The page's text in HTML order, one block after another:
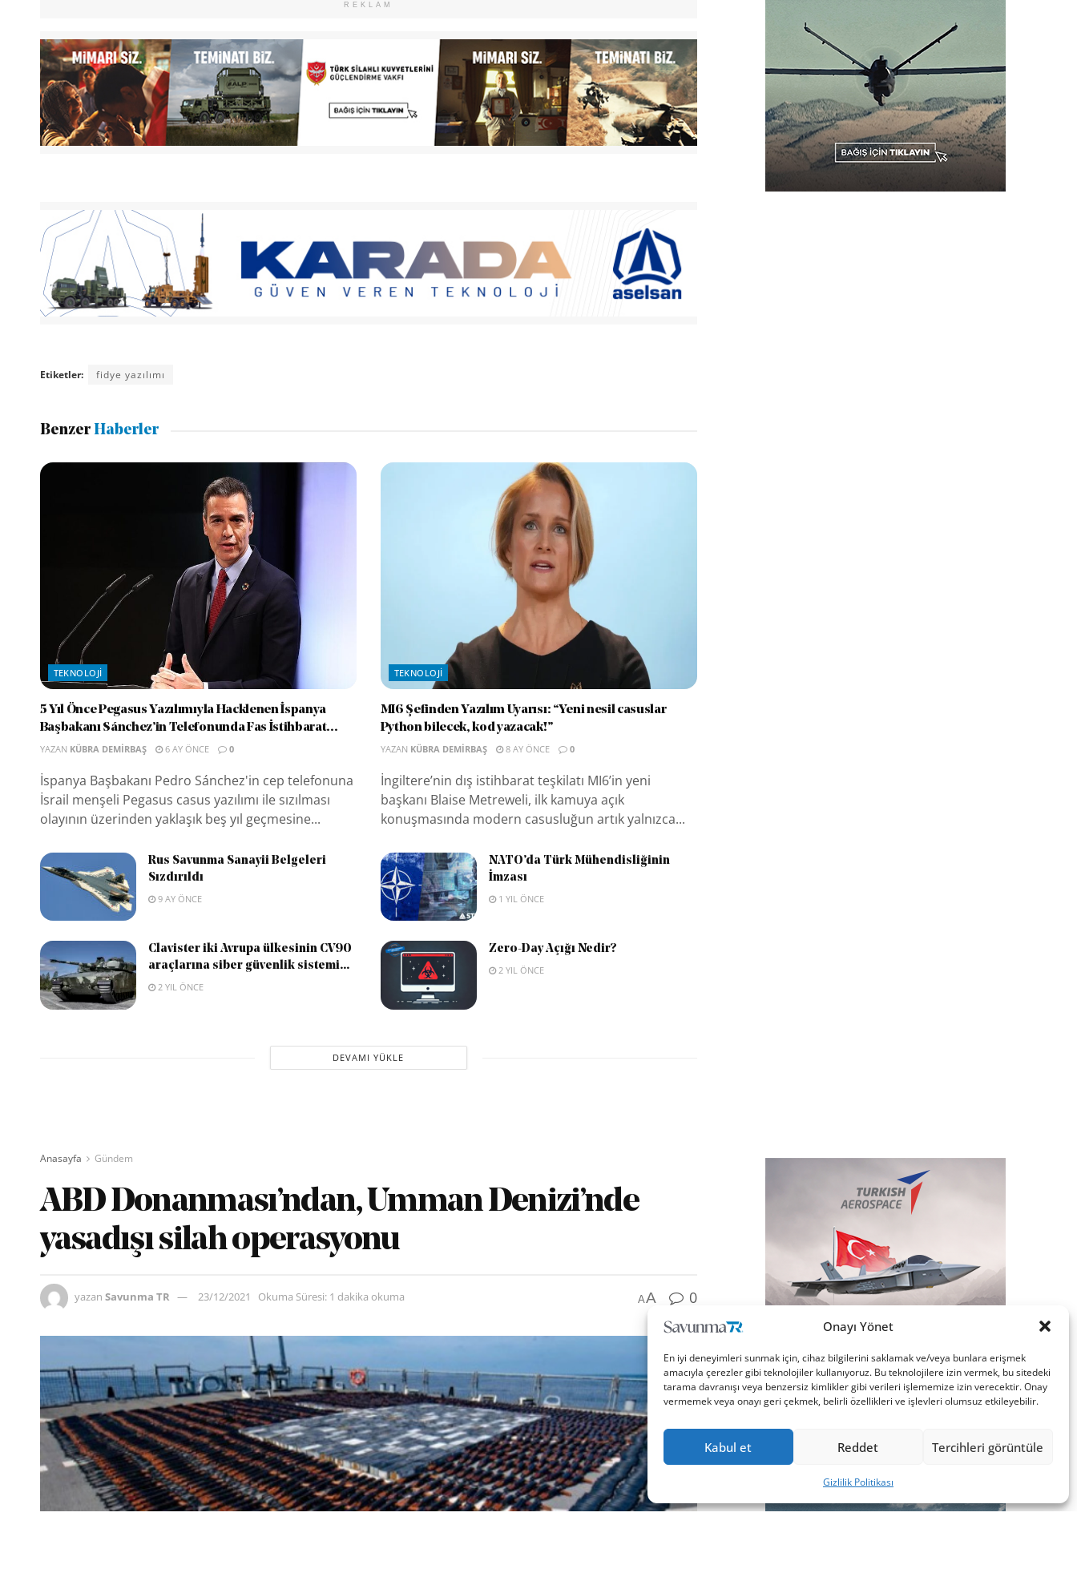
Onayı Yönet
En iyi deneyimleri sunmak için, cihaz bilgilerini saklamak ve/veya bunlara erişmek
amacıyla çerezler gibi teknolojiler kullanıyoruz. Bu teknolojilere izin vermek, bu sitedeki
tarama davranışı veya benzersiz kimlikler gibi verileri işlememize izin verecektir. Onay
vermemek veya onayı geri çekmek, belirli özellikleri ve işlevleri olumsuz etkileyebilir.
Kabul et Reddet Tercihleri görüntüle
Gizlilik Politikası
REKLAM
Etiketler: fidye yazılımı
BenzerHaberler
TEKNOLOJI
5 Yıl Önce Pegasus Yazılımıyla Hacklenen İspanya
Başbakanı Sánchez’in Telefonunda Fas İstihbarat...
YAZAN KÜBRA DEMIRBAŞ 6 AY ÖNCE 0
İspanya Başbakanı Pedro Sánchez'in cep telefonuna
İsrail menşeli Pegasus casus yazılımı ile sızılması
olayının üzerinden yaklaşık beş yıl geçmesine...
TEKNOLOJI
MI6 Şefinden Yazılım Uyarısı: “Yeni nesil casuslar
Python bilecek, kod yazacak!”
YAZAN KÜBRA DEMIRBAŞ 8 AY ÖNCE 0
İngiltere’nin dış istihbarat teşkilatı MI6’in yeni
başkanı Blaise Metreweli, ilk kamuya açık
konuşmasında modern casusluğun artık yalnızca...
Rus Savunma Sanayii Belgeleri
Sızdırıldı
9 AY ÖNCE
NATO’da Türk Mühendisliğinin
İmzası
1 YIL ÖNCE
Clavister iki Avrupa ülkesinin CV90
araçlarına siber güvenlik sistemi...
2 YIL ÖNCE
Zero-Day Açığı Nedir?
2 YIL ÖNCE
DEVAMI YÜKLE
Anasayfa Gündem
ABD Donanması’ndan, Umman Denizi’nde
yasadışı silah operasyonu
yazan Savunma TR 23/12/2021 Okuma Süresi: 1 dakika okuma AA 0